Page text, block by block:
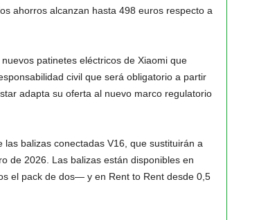
ahorros alcanzan hasta 498 euros respecto a
patinetes eléctricos de Xiaomi que
civil que será obligatorio a partir
adapta su oferta al nuevo marco regulatorio
balizas conectadas V16, que sustituirán a
de 2026. Las balizas están disponibles en
el pack de dos— y en Rent to Rent desde 0,5